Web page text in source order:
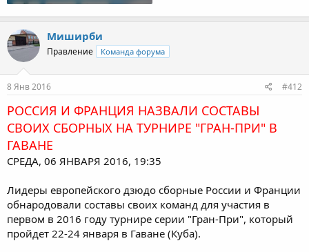
Миширби
Правление Команда форума
8 Янв 2016 #412
РОССИЯ И ФРАНЦИЯ НАЗВАЛИ СОСТАВЫ
СВОИХ СБОРНЫХ НА ТУРНИРЕ "ГРАН-ПРИ" В
ГАВАНЕ
СРЕДА, 06 ЯНВАРЯ 2016, 19:35
Лидеры европейского дзюдо сборные России и Франции
обнародовали составы своих команд для участия в
первом в 2016 году турнире серии "Гран-При", который
пройдет 22-24 января в Гаване (Куба).